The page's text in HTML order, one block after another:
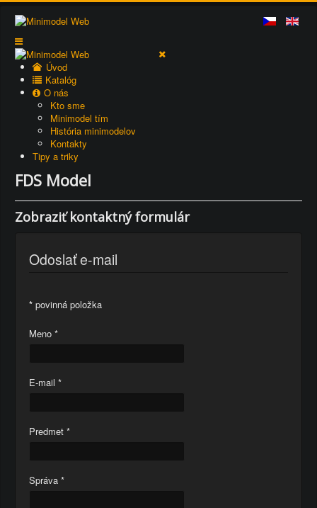
Úvod
Katalóg
O nás
Kto sme
Minimodel tím
História minimodelov
Kontakty
Tipy a triky
FDS Model
Zobraziť kontaktný formulár
Odoslať e-mail
* povinná položka
Meno *
E-mail *
Predmet *
Správa *